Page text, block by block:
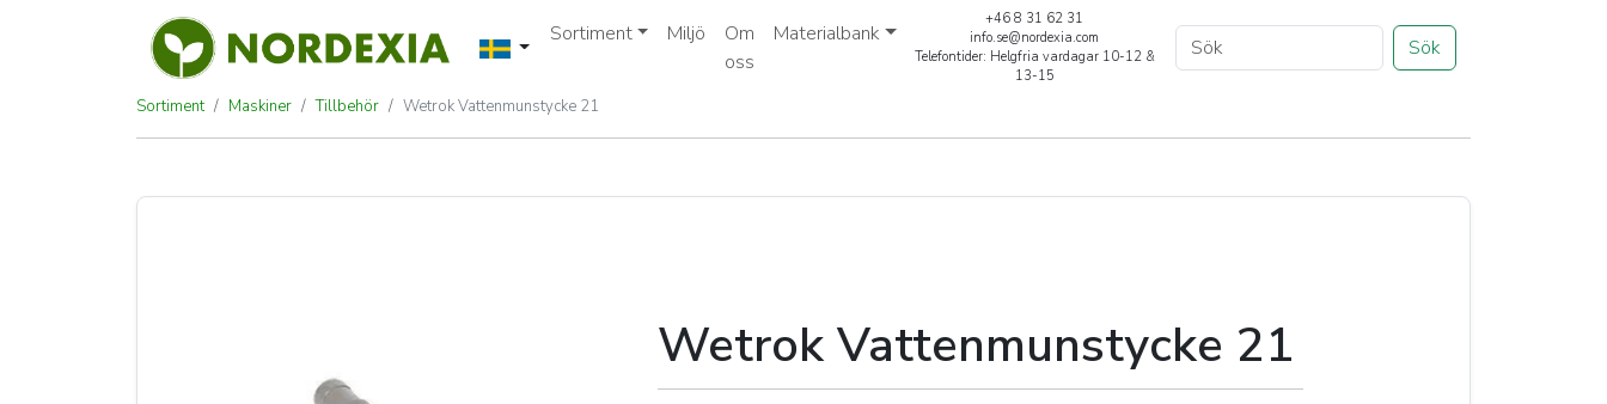
Sortiment Miljö
Om
oss
Materialbank
+46 8 31 62 31
info.se@nordexia.com
Telefontider: Helgfria vardagar 10-12 &
13-15
Sök
Sortiment Maskiner Tillbehör Wetrok Vattenmunstycke 21
Wetrok Vattenmunstycke 21
Wetrok Vattenmunstycke 21